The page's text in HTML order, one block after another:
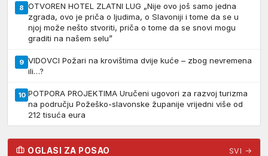
8 OTVOREN HOTEL ZLATNI LUG „Nije ovo još samo jedna
zgrada, ovo je priča o ljudima, o Slavoniji i tome da se u
njoj može nešto stvoriti, priča o tome da se snovi mogu
graditi na našem selu”
9 VIDOVCI Požari na krovištima dvije kuće – zbog nevremena
ili…?
10 POTPORA PROJEKTIMA Uručeni ugovori za razvoj turizma
na području Požeško-slavonske županije vrijedni više od
212 tisuća eura
OGLASI ZA POSAO SVI →